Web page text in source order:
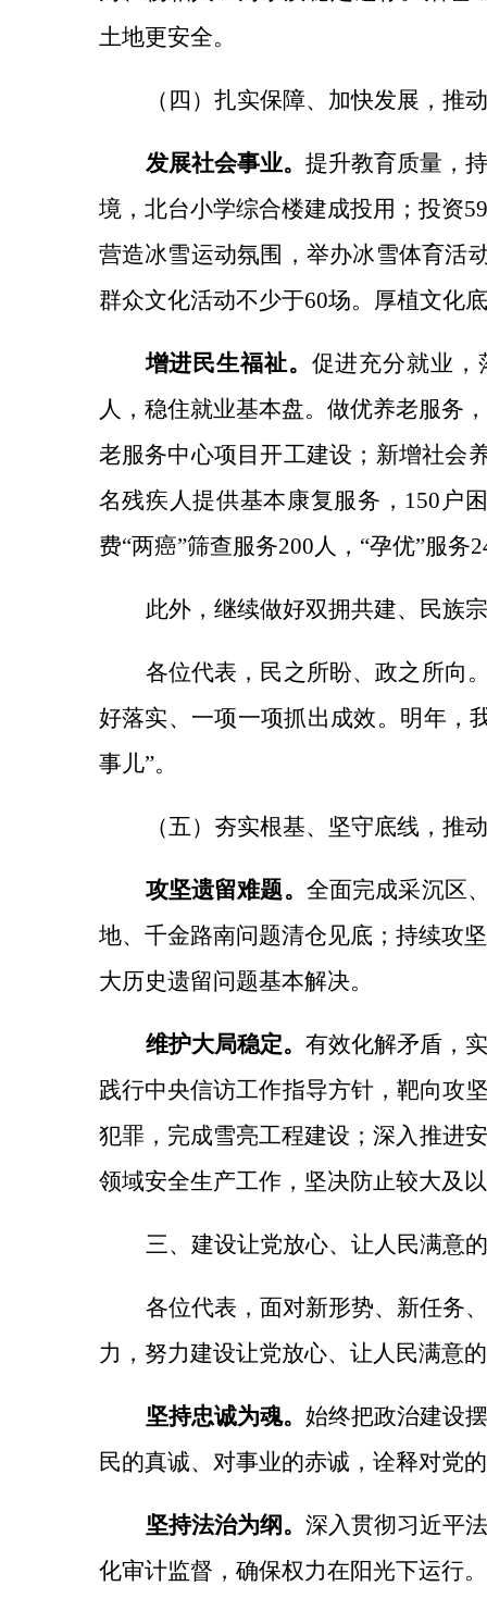
土地更安全。
（四）扎实保障、加快发展，推
发展社会事业。 提升教育质量，
境，北台小学综合楼建成投用；投资
营造冰雪运动氛围，举办冰雪体育活
群众文化活动不少于60场。 厚植文化
增进民生福祉。 促进充分就业，
人，稳住就业基本盘。 做优养老服务，
老服务中心项目开工建设；新增社会
名残疾人提供基本康复服务 ， 150户
费“两癌”筛查服务200人，“孕优”服务
此外，继续做好双拥共建、民族
各位代表，民之所盼、政之所向
好落实、一项一项抓出成效。明年，
事儿”。
（五）夯实根基、坚守底线，推
攻坚遗留难题。 全面完成采沉区
地、千金路南问题清仓见底；持续攻
大历史遗留问题基本解决。
维护大局稳定。 有效化解矛盾，
践行中央信访工作指导方针，靶向攻
犯罪，完成雪亮工程建设；深入推进
领域安全生产工作，坚决防止较大及
三、建设让党放心、让人民满意
各位代表，面对新形势、新任务
力，努力建设让党放心、让人民满意
坚持忠诚为魂。 始终把政治建设
民的真诚、对事业的赤诚，诠释对党
坚持法治为纲。 深入贯彻习近平
化审计监督，确保权力在阳光下运行。